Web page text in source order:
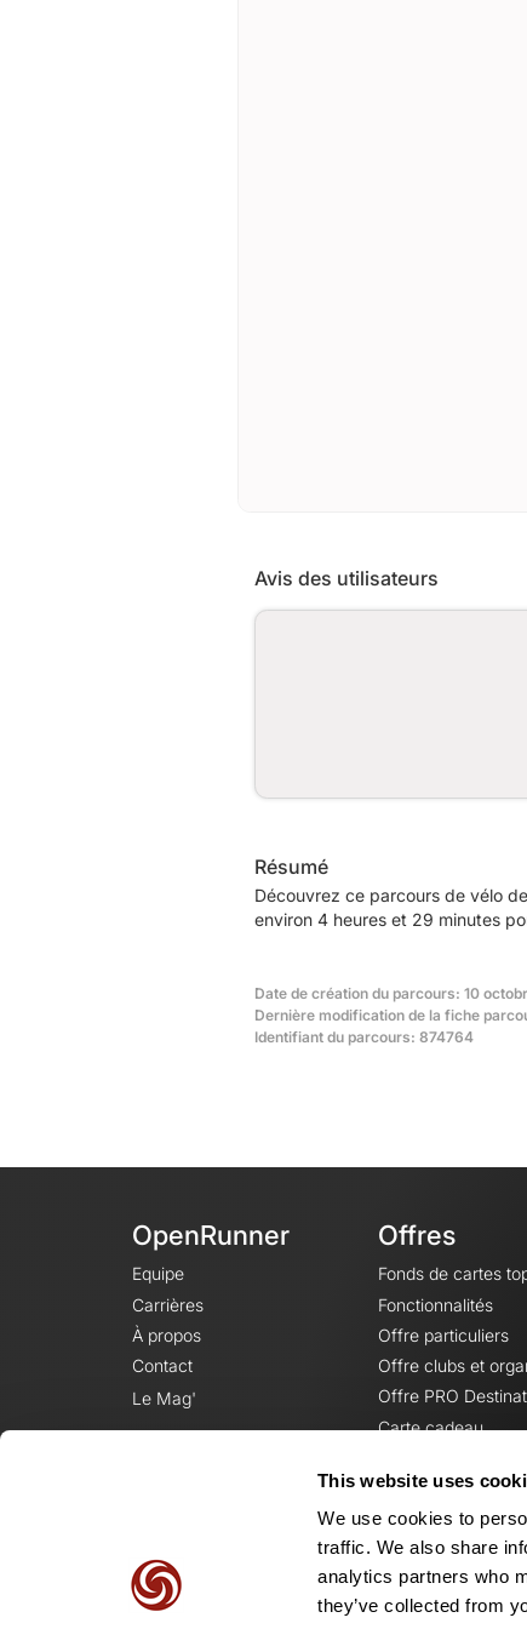
This website uses
We use cookies to
traffic. We also share
analytics partners who
they’ve collected from
Avis des utilisateurs
Résumé
Découvrez ce parcours de vélo
environ 4 heures et 29 minutes
Date de création du parcours: 10
Dernière modification de la fiche
Identifiant du parcours: 874764
OpenRunner
Equipe
Carrières
À propos
Contact
Le Mag'
Offres
Fonds de cartes
Fonctionnalités
Offre particuliers
Offre clubs et
Offre PRO
Carte cadeau